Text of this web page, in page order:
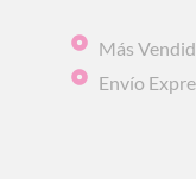
Más
Envío